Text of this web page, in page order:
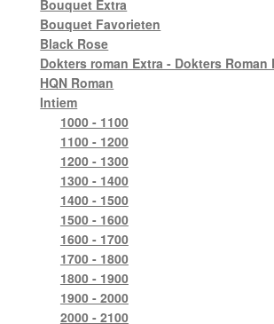
Bouquet Extra
Bouquet Favorieten
Black Rose
Dokters roman Extra - Dokters Roman
HQN Roman
Intiem
1000 - 1100
1100 - 1200
1200 - 1300
1300 - 1400
1400 - 1500
1500 - 1600
1600 - 1700
1700 - 1800
1800 - 1900
1900 - 2000
2000 - 2100